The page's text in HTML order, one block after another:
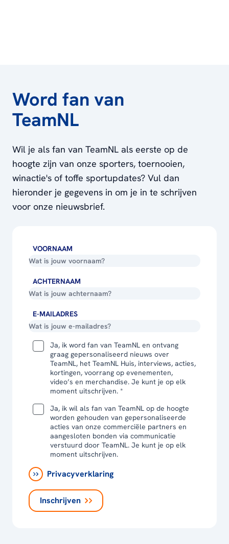
Word fan van
TeamNL
Wil je als fan van TeamNL als eerste op de
hoogte zijn van onze sporters, toernooien,
winactie's of toffe sportupdates? Vul dan
hieronder je gegevens in om je in te schrijven
voor onze nieuwsbrief.
VOORNAAM
ACHTERNAAM
E-MAILADRES
Ja, ik word fan van TeamNL en ontvang
graag gepersonaliseerd nieuws over
TeamNL, het TeamNL Huis, interviews, acties,
kortingen, voorrang op evenementen,
video’s en merchandise. Je kunt je op elk
moment uitschrijven. *
Ja, ik wil als fan van TeamNL op de hoogte
worden gehouden van gepersonaliseerde
acties van onze commerciële partners en
aangesloten bonden via communicatie
verstuurd door TeamNL. Je kunt je op elk
moment uitschrijven.
Privacyverklaring
Inschrijven